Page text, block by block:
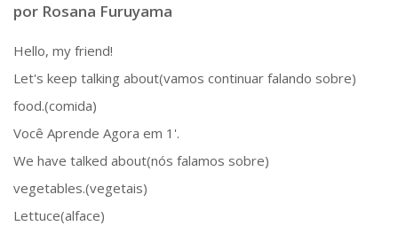
por Rosana Furuyama
Hello, my friend!
Let's keep talking about(vamos continuar falando sobre)
food.(comida)
Você Aprende Agora em 1'.
We have talked about(nós falamos sobre)
vegetables.(vegetais)
Lettuce(alface)